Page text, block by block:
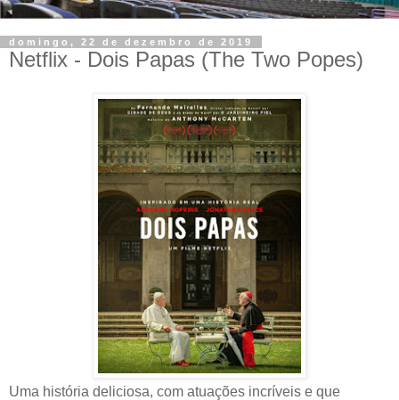
domingo, 22 de dezembro de 2019
Netflix - Dois Papas (The Two Popes)
Uma história deliciosa, com atuações incríveis e que